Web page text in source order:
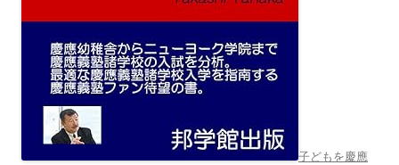
子どもを慶應